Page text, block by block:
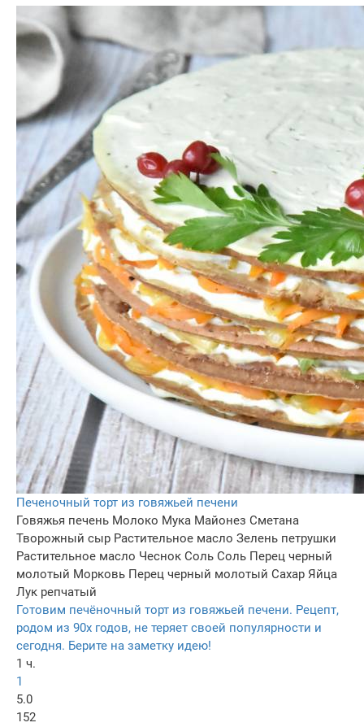
Печеночный торт из говяжьей печени
Говяжья печень Молоко Мука Майонез Сметана
Творожный сыр Растительное масло Зелень петрушки
Растительное масло Чеснок Соль Соль Перец черный
молотый Морковь Перец черный молотый Сахар Яйца
Лук репчатый
Готовим печёночный торт из говяжьей печени. Рецепт,
родом из 90х годов, не теряет своей популярности и
сегодня. Берите на заметку идею!
1 ч.
1
5.0
152